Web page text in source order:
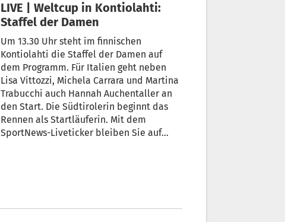
LIVE | Weltcup in Kontiolahti:
Staffel der Damen
Um 13.30 Uhr steht im finnischen
Kontiolahti die Staffel der Damen auf
dem Programm. Für Italien geht neben
Lisa Vittozzi, Michela Carrara und Martina
Trabucchi auch Hannah Auchentaller an
den Start. Die Südtirolerin beginnt das
Rennen als Startläuferin. Mit dem
SportNews-Liveticker bleiben Sie auf